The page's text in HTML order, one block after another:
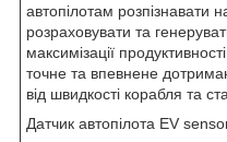
автопілотам розпізнавати
розраховувати та
максимізації
точне та впевнене
від швидкості корабля та
Датчик автопілота EV